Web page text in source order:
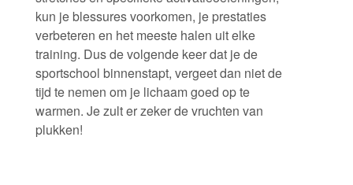
kun je blessures voorkomen, je prestaties
verbeteren en het meeste halen uit elke
training. Dus de volgende keer dat je de
sportschool binnenstapt, vergeet dan niet de
tijd te nemen om je lichaam goed op te
warmen. Je zult er zeker de vruchten van
plukken!